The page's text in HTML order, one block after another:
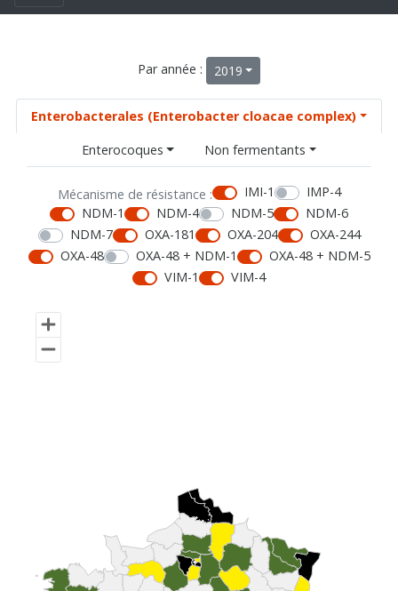
Par année : 2019
Enterobacterales (Enterobacter cloacae complex)
Enterocoques
Non fermentants
Mécanisme de résistance : IMI-1
IMP-4
NDM-1
NDM-4 NDM-5
NDM-6
NDM-7
OXA-181 OXA-204
OXA-244
OXA-48
OXA-48 + NDM-1
OXA-48 + NDM-5
VIM-1
VIM-4